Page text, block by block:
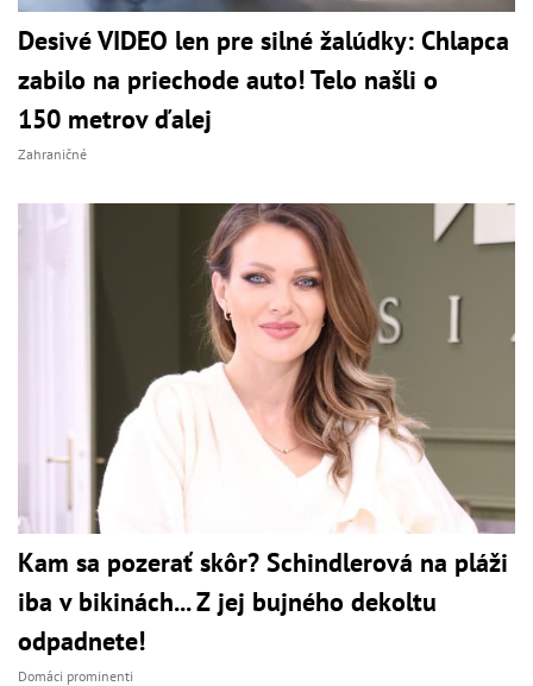
Desivé VIDEO len pre silné žalúdky: Chlapca
zabilo na priechode auto! Telo našli o
150 metrov ďalej
Zahraničné
Kam sa pozerať skôr? Schindlerová na pláži
iba v bikinách... Z jej bujného dekoltu
odpadnete!
Domáci prominenti